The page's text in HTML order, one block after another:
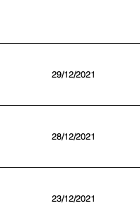
29/12/2021
28/12/2021
23/12/2021